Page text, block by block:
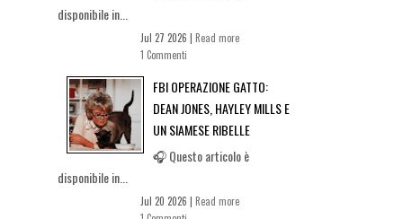
disponibile in...
Jul 27 2026 | Read more
1 Commenti
FBI OPERAZIONE GATTO:
DEAN JONES, HAYLEY MILLS E
UN SIAMESE RIBELLE
🎧 Questo articolo è
disponibile in...
Jul 20 2026 | Read more